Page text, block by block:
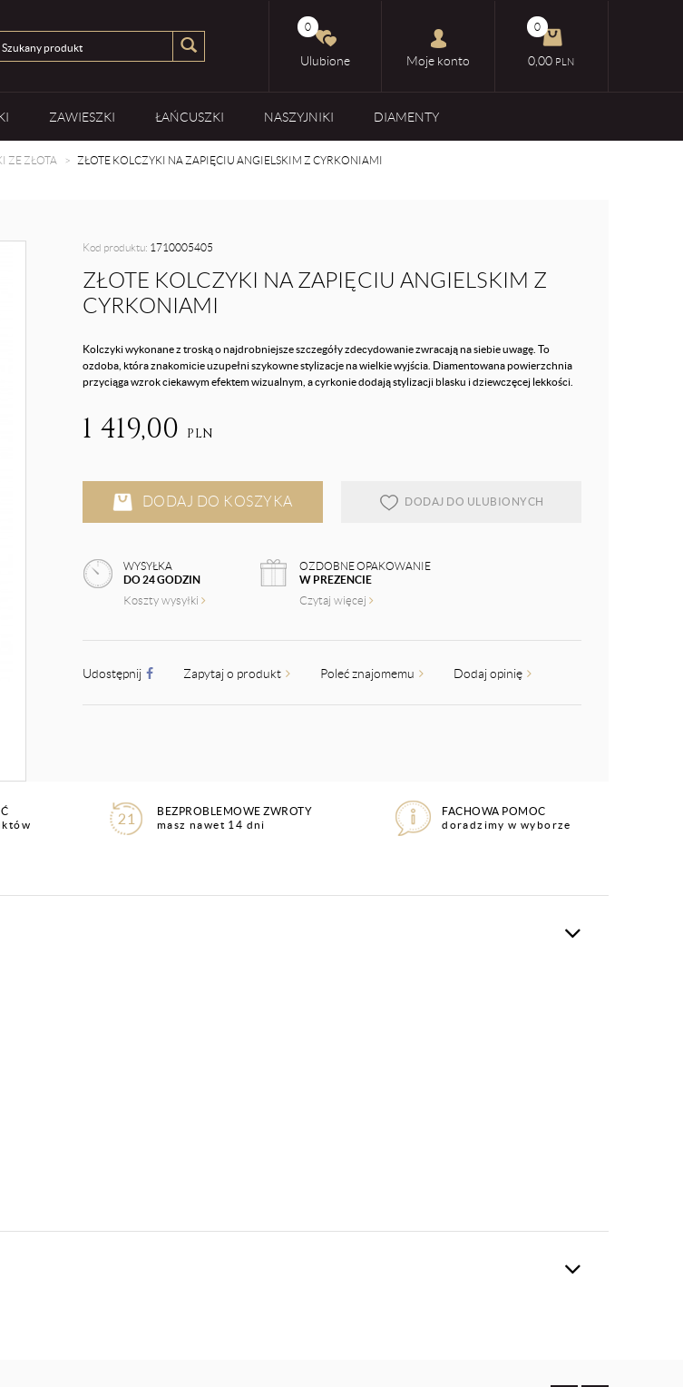
0
Ulubione Moje konto
0
0,00 PLN
ZAWIESZKI ŁAŃCUSZKI NASZYJNIKI DIAMENTY
ZE ZŁOTA ZŁOTE KOLCZYKI NA ZAPIĘCIU ANGIELSKIM Z CYRKONIAMI
Kod produktu: 1710005405
ZŁOTE KOLCZYKI NA ZAPIĘCIU ANGIELSKIM Z
CYRKONIAMI
Kolczyki wykonane z troską o najdrobniejsze szczegóły zdecydowanie zwracają na siebie uwagę. To
ozdoba, która znakomicie uzupełni szykowne stylizacje na wielkie wyjścia. Diamentowana powierzchnia
przyciąga wzrok ciekawym efektem wizualnym, a cyrkonie dodają stylizacji blasku i dziewczęcej lekkości.
1 419,00 PLN
DODAJ DO KOSZYKA DODAJ DO ULUBIONYCH
WYSYŁKA
DO 24 GODZIN
Koszty wysyłki
OZDOBNE OPAKOWANIE
W PREZENCIE
Czytaj więcej
Udostępnij Zapytaj o produkt Poleć znajomemu Dodaj opinię
BEZPROBLEMOWE ZWROTY
masz nawet 14 dni
FACHOWA POMOC
doradzimy w wyborze